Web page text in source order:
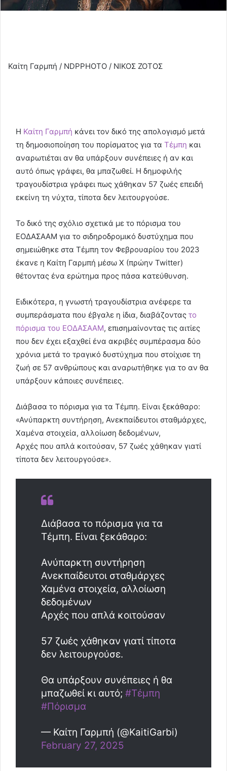
Καίτη Γαρμπή / NDPPHOTO / ΝΙΚΟΣ ΖΟΤΟΣ
Η Καίτη Γαρμπή κάνει τον δικό της απολογισμό μετά
τη δημοσιοποίηση του πορίσματος για τα Τέμπη και
αναρωτιέται αν θα υπάρξουν συνέπειες ή αν και
αυτό όπως γράφει, θα μπαζωθεί. Η δημοφιλής
τραγουδίστρια γράφει πως χάθηκαν 57 ζωές επειδή
εκείνη τη νύχτα, τίποτα δεν λειτουργούσε.
Το δικό της σχόλιο σχετικά με το πόρισμα του
ΕΟΔΑΣΑΑΜ για το σιδηροδρομικό δυστύχημα που
σημειώθηκε στα Τέμπη τον Φεβρουαρίου του 2023
έκανε η Καίτη Γαρμπή μέσω X (πρώην Twitter)
θέτοντας ένα ερώτημα προς πάσα κατεύθυνση.
Ειδικότερα, η γνωστή τραγουδίστρια ανέφερε τα
συμπεράσματα που έβγαλε η ίδια, διαβάζοντας το
πόρισμα του ΕΟΔΑΣΑΑΜ, επισημαίνοντας τις αιτίες
που δεν έχει εξαχθεί ένα ακριβές συμπέρασμα δύο
χρόνια μετά το τραγικό δυστύχημα που στοίχισε τη
ζωή σε 57 ανθρώπους και αναρωτήθηκε για το αν θα
υπάρξουν κάποιες συνέπειες.
Διάβασα το πόρισμα για τα Τέμπη. Είναι ξεκάθαρο:
«Ανύπαρκτη συντήρηση, Ανεκπαίδευτοι σταθμάρχες,
Χαμένα στοιχεία, αλλοίωση δεδομένων,
Αρχές που απλά κοιτούσαν, 57 ζωές χάθηκαν γιατί
τίποτα δεν λειτουργούσε».
Διάβασα το πόρισμα για τα
Τέμπη. Είναι ξεκάθαρο:
Ανύπαρκτη συντήρηση
Ανεκπαίδευτοι σταθμάρχες
Χαμένα στοιχεία, αλλοίωση
δεδομένων
Αρχές που απλά κοιτούσαν
57 ζωές χάθηκαν γιατί τίποτα
δεν λειτουργούσε.
Θα υπάρξουν συνέπειες ή θα
μπαζωθεί κι αυτό; #Τέμπη
#Πόρισμα
— Καίτη Γαρμπή (@KaitiGarbi)
February 27, 2025